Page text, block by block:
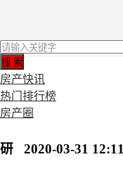
房产快讯
热门排行榜
房产圈
研 2020-03-31 12:11